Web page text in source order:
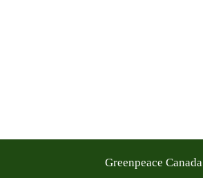
Greenpeace Canada